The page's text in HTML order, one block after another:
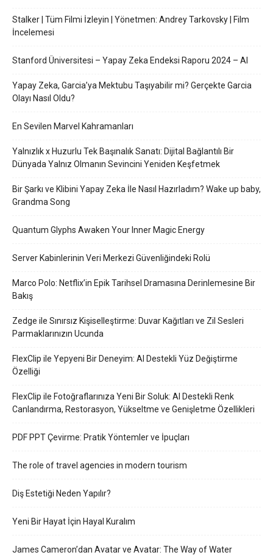
Stalker | Tüm Filmi İzleyin | Yönetmen: Andrey Tarkovsky | Film
İncelemesi
Stanford Üniversitesi – Yapay Zeka Endeksi Raporu 2024 – AI
Yapay Zeka, Garcia’ya Mektubu Taşıyabilir mi? Gerçekte Garcia
Olayı Nasıl Oldu?
En Sevilen Marvel Kahramanları
Yalnızlık x Huzurlu Tek Başınalık Sanatı: Dijital Bağlantılı Bir
Dünyada Yalnız Olmanın Sevincini Yeniden Keşfetmek
Bir Şarkı ve Klibini Yapay Zeka İle Nasıl Hazırladım? Wake up baby,
Grandma Song
Quantum Glyphs Awaken Your Inner Magic Energy
Server Kabinlerinin Veri Merkezi Güvenliğindeki Rolü
Marco Polo: Netflix’in Epik Tarihsel Dramasına Derinlemesine Bir
Bakış
Zedge ile Sınırsız Kişiselleştirme: Duvar Kağıtları ve Zil Sesleri
Parmaklarınızın Ucunda
FlexClip ile Yepyeni Bir Deneyim: AI Destekli Yüz Değiştirme
Özelliği
FlexClip ile Fotoğraflarınıza Yeni Bir Soluk: AI Destekli Renk
Canlandırma, Restorasyon, Yükseltme ve Genişletme Özellikleri
PDF PPT Çevirme: Pratik Yöntemler ve İpuçları
The role of travel agencies in modern tourism
Diş Estetiği Neden Yapılır?
Yeni Bir Hayat İçin Hayal Kuralım
James Cameron’dan Avatar ve Avatar: The Way of Water